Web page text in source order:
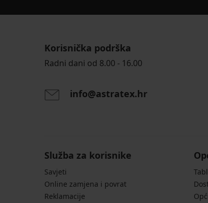
Korisnička podrška
Radni dani od 8.00 - 16.00
info@astratex.hr
Služba za korisnike
Savjeti
Online zamjena i povrat
Reklamacije